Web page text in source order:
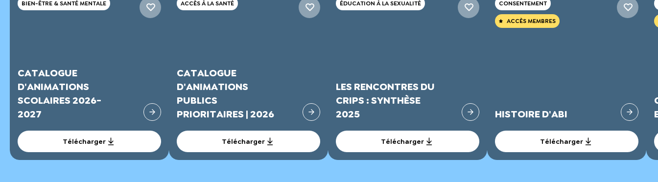
BIEN-ÊTRE & SANTÉ MENTALE
CATALOGUE
D'ANIMATIONS
SCOLAIRES 2026-
2027
Télécharger
ACCÈS À LA SANTÉ
CATALOGUE
D'ANIMATIONS
PUBLICS
PRIORITAIRES | 2026
Télécharger
ÉDUCATION À LA SEXUALITÉ
LES RENCONTRES DU
CRIPS : SYNTHÈSE
2025
Télécharger
CONSENTEMENT
ACCÈS MEMBRES
HISTOIRE D'ABI
Télécharger